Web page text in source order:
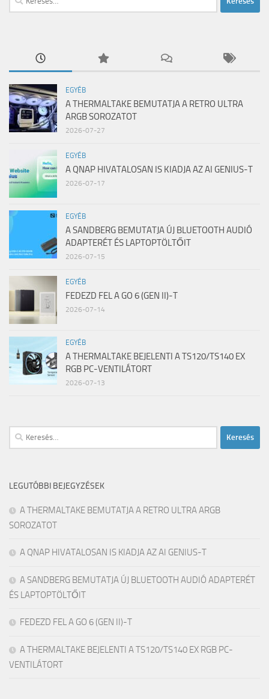
EGYÉB
A THERMALTAKE BEMUTATJA A RETRO ULTRA
ARGB SOROZATOT
2026-07-27
EGYÉB
A QNAP HIVATALOSAN IS KIADJA AZ AI GENIUS-T
2026-07-17
EGYÉB
A SANDBERG BEMUTATJA ÚJ BLUETOOTH AUDIÓ
ADAPTERÉT ÉS LAPTOPTÖLTŐIT
2026-07-15
EGYÉB
FEDEZD FEL A GO 6 (GEN II)-T
2026-07-14
EGYÉB
A THERMALTAKE BEJELENTI A TS120/TS140 EX
RGB PC-VENTILÁTORT
2026-07-13
Keresés:
LEGUTÓBBI BEJEGYZÉSEK
A THERMALTAKE BEMUTATJA A RETRO ULTRA ARGB
SOROZATOT
A QNAP HIVATALOSAN IS KIADJA AZ AI GENIUS-T
A SANDBERG BEMUTATJA ÚJ BLUETOOTH AUDIÓ ADAPTERÉT
ÉS LAPTOPTÖLTŐIT
FEDEZD FEL A GO 6 (GEN II)-T
A THERMALTAKE BEJELENTI A TS120/TS140 EX RGB PC-
VENTILÁTORT